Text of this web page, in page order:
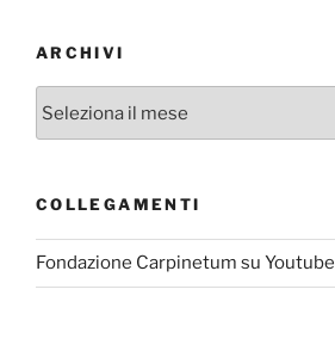
ARCHIVI
Archivi
COLLEGAMENTI
Fondazione Carpinetum su Youtube